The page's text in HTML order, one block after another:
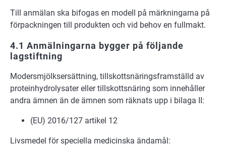
Till anmälan ska bifogas en modell på märkningarna på
förpackningen till produkten och vid behov en fullmakt.
4.1 Anmälningarna bygger på följande
lagstiftning
Modersmjölksersättning, tillskottsnäringsframställd av
proteinhydrolysater eller tillskottsnäring som innehåller
andra ämnen än de ämnen som räknats upp i bilaga II:
(EU) 2016/127 artikel 12
Livsmedel för speciella medicinska ändamål: